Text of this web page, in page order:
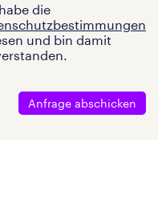
die
und bin damit
Anfrage abschicken